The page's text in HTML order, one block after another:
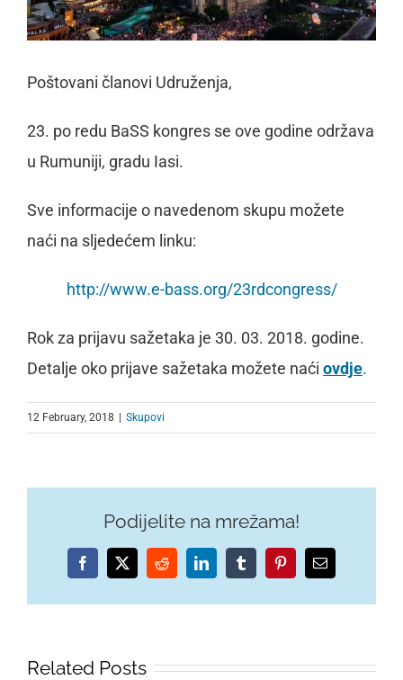
Poštovani članovi Udruženja,
23. po redu BaSS kongres se ove godine održava
u Rumuniji, gradu Iasi.
Sve informacije o navedenom skupu možete
naći na sljedećem linku:
http://www.e-bass.org/23rdcongress/
Rok za prijavu sažetaka je 30. 03. 2018. godine.
Detalje oko prijave sažetaka možete naći ovdje.
12 February, 2018 Skupovi
Podijelite na mrežama!
Facebook
X RedditLinkedInTumblrPinterestEmail
Related Posts